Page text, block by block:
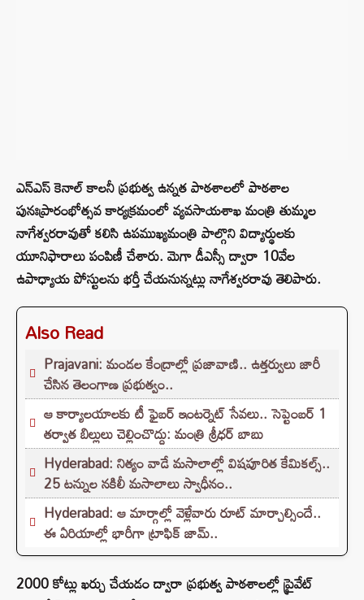
ఎన్‌ఎస్‌ కెనాల్‌ కాలనీ ప్రభుత్వ ఉన్నత పాఠశాలలో పాఠశాల
పునఃప్రారంభోత్సవ కార్యక్రమంలో వ్యవసాయశాఖ మంత్రి తుమ్మల
నాగేశ్వరరావుతో కలిసి ఉపముఖ్యమంత్రి పాల్గొని విద్యార్థులకు
యూనిఫారాలు పంపిణీ చేశారు. మెగా డీఎస్సీ ద్వారా 10వేల
ఉపాధ్యాయ పోస్టులను భర్తీ చేయనున్నట్లు నాగేశ్వరరావు తెలిపారు.
Also Read
Prajavani: మండల కేంద్రాల్లో ప్రజావాణి.. ఉత్తర్వులు జారీ
చేసిన తెలంగాణ ప్రభుత్వం..
ఆ కార్యాలయాలకు టీ ఫైబర్ ఇంటర్నెట్ సేవలు.. సెప్టెంబర్ 1
తర్వాత బిల్లులు చెల్లించొద్దు: మంత్రి శ్రీధర్ బాబు
Hyderabad: నిత్యం వాడే మసాలాల్లో విషపూరిత కేమికల్స్..
25 టన్నుల నకిలీ మసాలాలు స్వాధీనం..
Hyderabad: ఆ మార్గాల్లో వెళ్లేవారు రూట్ మార్చాల్సిందే..
ఈ ఏరియాల్లో భారీగా ట్రాఫిక్ జామ్..
2000 కోట్లు ఖర్చు చేయడం ద్వారా ప్రభుత్వ పాఠశాలల్లో ప్రైవేట్‌